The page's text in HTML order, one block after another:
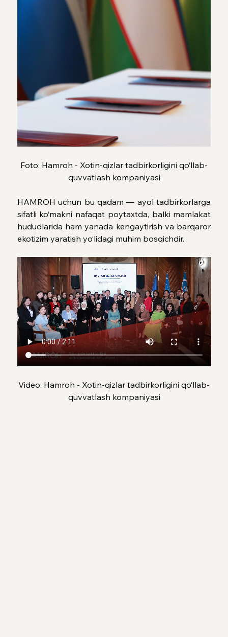
Foto: Hamroh - Xotin-qizlar tadbirkorligini qo‘llab-
quvvatlash kompaniyasi
HAMROH uchun bu qadam — ayol tadbirkorlarga
sifatli ko‘makni nafaqat poytaxtda, balki mamlakat
hududlarida ham yanada kengaytirish va barqaror
ekotizim yaratish yo‘lidagi muhim bosqichdir.
Video: Hamroh - Xotin-qizlar tadbirkorligini qo‘llab-
quvvatlash kompaniyasi